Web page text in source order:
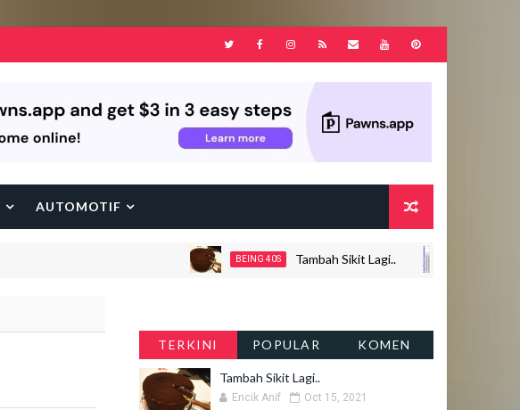
AUTOMOTIF
BEING 40S Tambah Sikit Lagi..
TERKINI POPULAR KOMEN
Tambah Sikit Lagi..
Encik Anif Oct 15, 2021